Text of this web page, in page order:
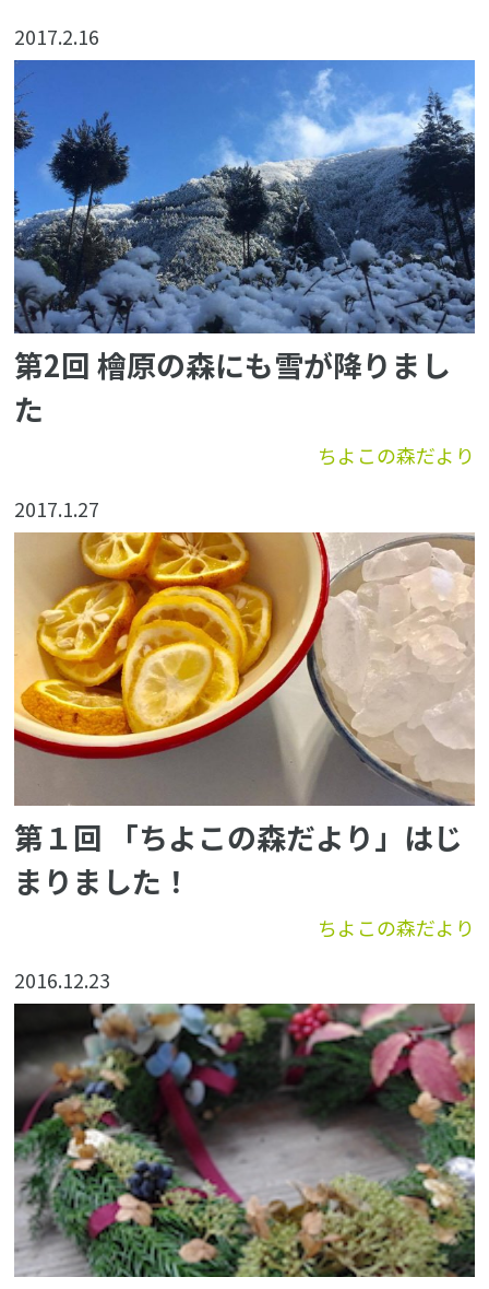
2017.2.16
ちよこの森だより
第2回 檜原の森にも雪が降りまし
た
2017.1.27
ちよこの森だより
第１回 「ちよこの森だより」はじ
まりました！
2016.12.23